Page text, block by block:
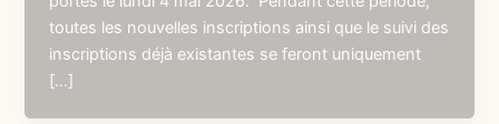
toutes les nouvelles inscriptions ainsi que le suivi des
inscriptions déjà existantes se feront uniquement
[…]